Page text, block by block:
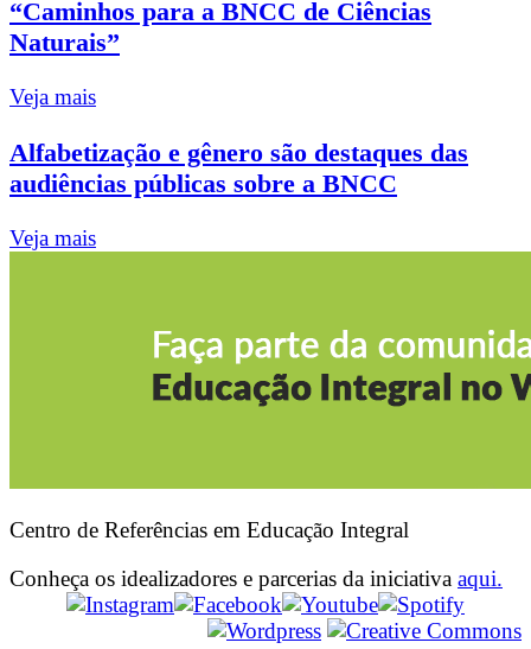
“Caminhos para a BNCC de Ciências
Naturais”
Veja mais
Alfabetização e gênero são destaques das
audiências públicas sobre a BNCC
Veja mais
Centro de Referências em Educação Integral
Conheça os idealizadores e parcerias da iniciativa aqui.